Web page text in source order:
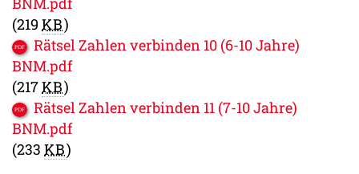
(219 KB)
Rätsel Zahlen verbinden 10 (6-10 Jahre)
BNM.pdf
(217KB)
Rätsel Zahlen verbinden 11 (7-10 Jahre)
BNM.pdf
(233 KB)